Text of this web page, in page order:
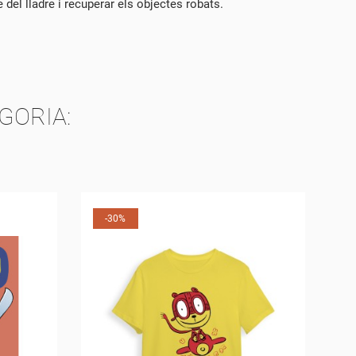
lladre i recuperar els objectes robats.